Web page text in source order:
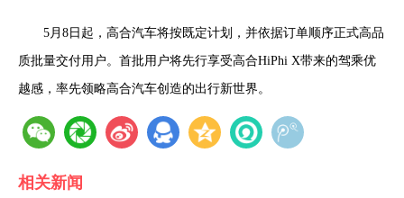
5月8 日起，高合汽车将按既定计划，并依据订单顺序正式高品
质批量交付用户。首批用户将先行享受高合HiPhi X带来的驾乘优
越感，率先领略高合汽车创造的出行新世界。
相关新闻